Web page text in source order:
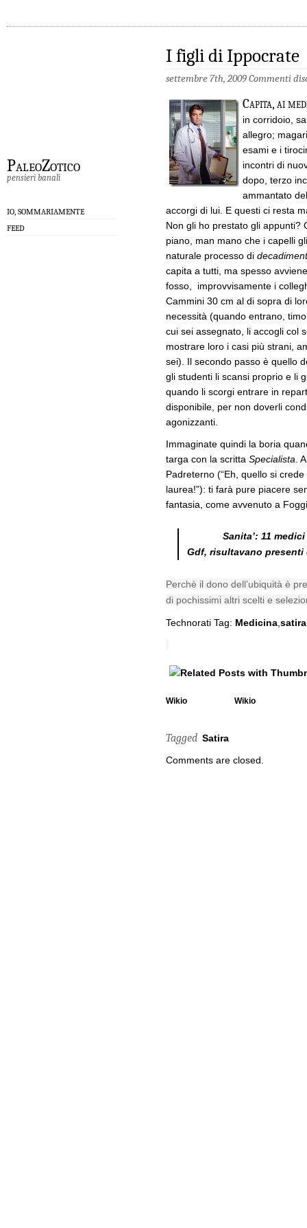
PaleoZotico
pensieri banali
IO, SOMMARIAMENTE
FEED
I figli di Ippocrate
settembre 7th, 2009Commenti
Capita, ai
in corridoio,
allegro;
esami e i
incontri di
dopo, terzo
ammantato
accorgi di lui. E questi ci resta
Non gli ho prestato gli appunti?
piano, man mano che i capelli
naturale processo di
capita a tutti, ma spesso
fosso, improvvisamente i
Cammini 30 cm al di sopra di
necessità (quando entrano,
cui sei assegnato, li accogli col
mostrare loro i casi più strani,
sei). Il secondo passo è quello
gli studenti li scansi proprio e li
quando li scorgi entrare in
disponibile, per non doverli
agonizzanti.
Immaginate quindi la boria
targa con la scritta Specialista .
Padreterno (“Eh, quello si
laurea!”): ti farà pure piacere
fantasia, come avvenuto a
Sanita’: 11
Gdf, risultavano presenti
Perchè il dono dell’ubiquità è
di pochissimi altri scelti e
Technorati Tag: Medicina satira
Wikio Wikio
Tagged Satira
Comments are closed.